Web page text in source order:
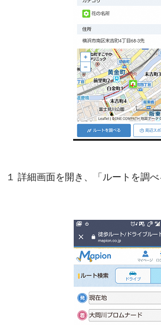
１ 詳細画面を開き、「ルートを調べ